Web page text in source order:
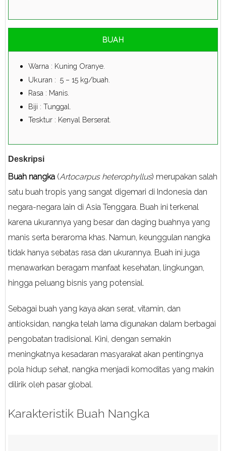
BUAH
Warna : Kuning Oranye.
Ukuran : 5 – 15 kg/buah.
Rasa : Manis.
Biji : Tunggal.
Tesktur : Kenyal Berserat.
Deskripsi
Buah nangka (Artocarpus heterophyllus) merupakan salah
satu buah tropis yang sangat digemari di Indonesia dan
negara-negara lain di Asia Tenggara. Buah ini terkenal
karena ukurannya yang besar dan daging buahnya yang
manis serta beraroma khas. Namun, keunggulan nangka
tidak hanya sebatas rasa dan ukurannya. Buah ini juga
menawarkan beragam manfaat kesehatan, lingkungan,
hingga peluang bisnis yang potensial.
Sebagai buah yang kaya akan serat, vitamin, dan
antioksidan, nangka telah lama digunakan dalam berbagai
pengobatan tradisional. Kini, dengan semakin
meningkatnya kesadaran masyarakat akan pentingnya
pola hidup sehat, nangka menjadi komoditas yang makin
dilirik oleh pasar global.
Karakteristik Buah Nangka